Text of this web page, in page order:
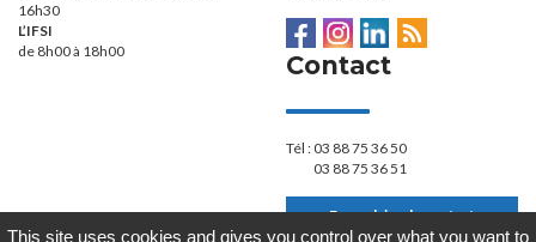
16h30
L’IFSI
de 8h00 à 18h00
Contact
Tél : 03 88 75 36 50
03 88 75 36 51
Formulaire de contact
This site uses cookies and gives you control over what you want to